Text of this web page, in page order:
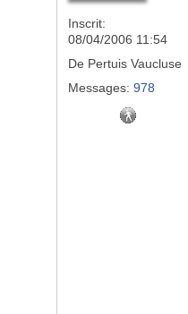
Inscrit:
08/04/2006 11:54
De Pertuis Vaucluse
Messages: 978